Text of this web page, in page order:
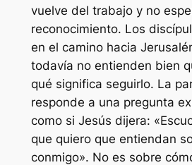
vuelve del trabajo y no
reconocimiento. Los
en el camino hacia
todavía no entienden bien
qué significa seguirlo. La
responde a una pregunta
como si Jesús dijera:
que quiero que entiendan
conmigo». No es sobre